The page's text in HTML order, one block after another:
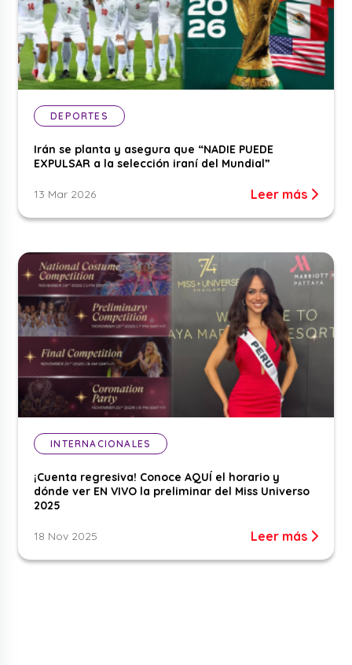
DEPORTES
Irán se planta y asegura que “NADIE PUEDE
EXPULSAR a la selección iraní del Mundial”
13 Mar 2026 Leer más
INTERNACIONALES
¡Cuenta regresiva! Conoce AQUÍ el horario y
dónde ver EN VIVO la preliminar del Miss Universo
2025
18 Nov 2025 Leer más